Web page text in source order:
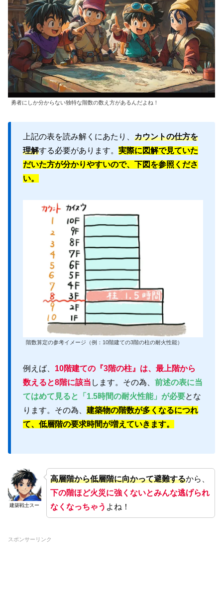
勇者にしか分からない独特な階数の数え方があるんだよね！
上記の表を読み解くにあたり、 カウントの仕方を
理解する必要があります。 実際に図解で見ていた
だいた方が分かりやすいので、下図を参照くださ
い。
階数算定の参考イメージ（例：10階建ての3階の柱の耐火性能）
例えば、 10階建ての『3階の柱』は、最上階から
数えると8階に該当 します。その為、 前述の表に当
てはめて見ると「1.5時間の耐火性能」が必要とな
ります。その為、 建築物の階数が多くなるにつれ
て、低層階の要求時間が増えていきます。
建築戦士スー
高層階から低層階に向かって避難するから、
下の階ほど火災に強くないとみんな逃げられ
なくなっちゃう よね！
スポンサーリンク